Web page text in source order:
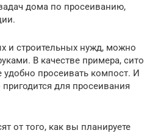
дома по просеиванию,
и строительных нужд, можно
В качестве примера, сито
удобно просеивать компост. И
для просеивания
от того, как вы планируете